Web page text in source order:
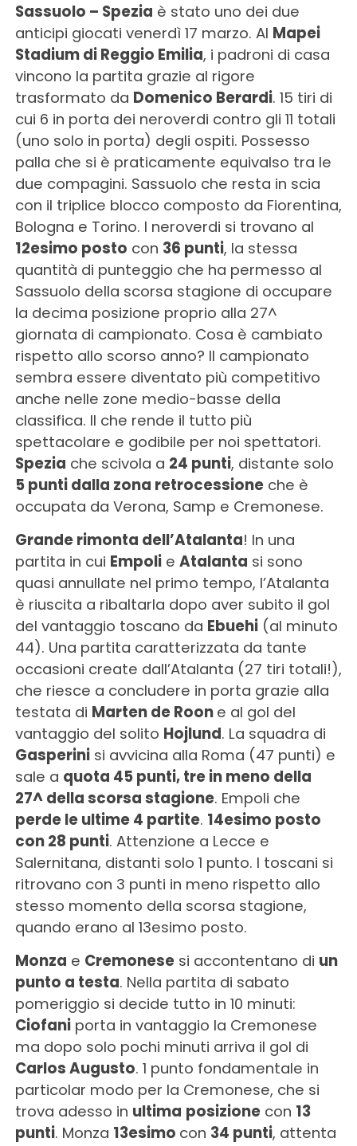
Sassuolo – Spezia è stato uno dei due
anticipi giocati venerdì 17 marzo. Al Mapei
Stadium di Reggio Emilia, i padroni di casa
vincono la partita grazie al rigore
trasformato da Domenico Berardi. 15 tiri di
cui 6 in porta dei neroverdi contro gli 11 totali
(uno solo in porta) degli ospiti. Possesso
palla che si è praticamente equivalso tra le
due compagini. Sassuolo che resta in scia
con il triplice blocco composto da Fiorentina,
Bologna e Torino. I neroverdi si trovano al
12esimo posto con 36 punti, la stessa
quantità di punteggio che ha permesso al
Sassuolo della scorsa stagione di occupare
la decima posizione proprio alla 27^
giornata di campionato. Cosa è cambiato
rispetto allo scorso anno? Il campionato
sembra essere diventato più competitivo
anche nelle zone medio-basse della
classifica. Il che rende il tutto più
spettacolare e godibile per noi spettatori.
Spezia che scivola a 24 punti, distante solo
5 punti dalla zona retrocessioneche è
occupata da Verona, Samp e Cremonese.
Grande rimonta dell’Atalanta! In una
partita in cui Empolie Atalanta si sono
quasi annullate nel primo tempo, l’Atalanta
è riuscita a ribaltarla dopo aver subito il gol
del vantaggio toscano da Ebuehi(al minuto
44). Una partita caratterizzata da tante
occasioni create dall’Atalanta (27 tiri totali!),
che riesce a concludere in porta grazie alla
testata di Marten de Roon e al gol del
vantaggio del solito Hojlund. La squadra di
Gasperinisi avvicina alla Roma (47 punti) e
sale a quota 45 punti, tre in meno della
27^ della scorsa stagione. Empoli che
perde le ultime 4 partite. 14esimo posto
con 28 punti. Attenzione a Lecce e
Salernitana, distanti solo 1 punto. I toscani si
ritrovano con 3 punti in meno rispetto allo
stesso momento della scorsa stagione,
quando erano al 13esimo posto.
Monza e Cremonesesi accontentano di un
punto a testa. Nella partita di sabato
pomeriggio si decide tutto in 10 minuti:
Ciofaniporta in vantaggio la Cremonese
ma dopo solo pochi minuti arriva il gol di
Carlos Augusto. 1 punto fondamentale in
particolar modo per la Cremonese, che si
trova adesso in ultima posizionecon 13
punti. Monza 13esimo con 34 punti, attenta